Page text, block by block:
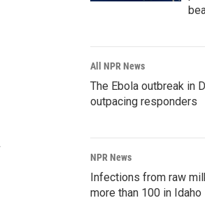
All NPR News
The Ebola outbreak in
outpacing responders
NPR News
Infections from raw
more than 100 in Idaho